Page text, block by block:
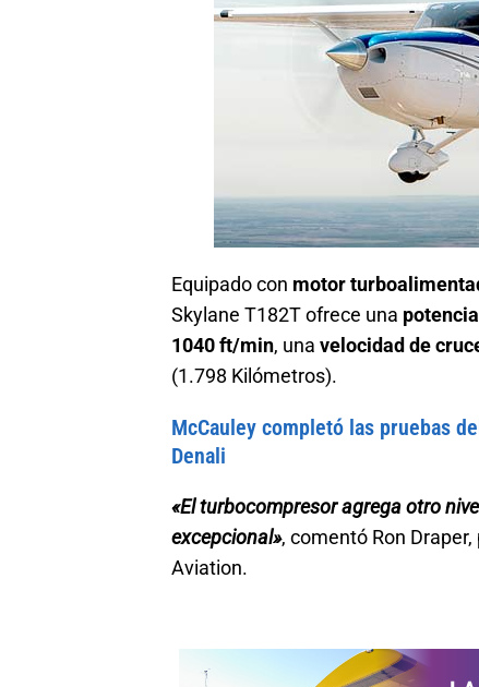
Equipado con motor
Skylane T182T ofrece una
1040 ft/min, una velocidad de
(1.798 Kilómetros).
McCauley completó las pruebas
Denali
«El turbocompresor agrega otro
excepcional», comentó Ron
Aviation.